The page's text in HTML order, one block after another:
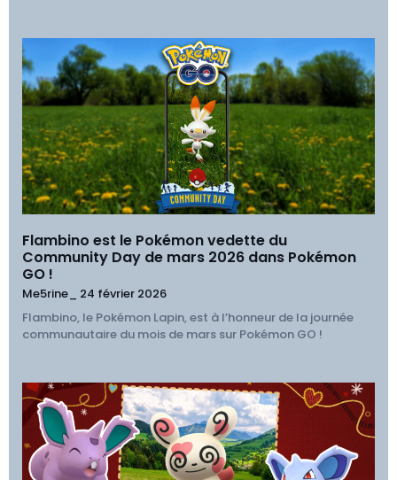
Flambino est le Pokémon vedette du
Community Day de mars 2026 dans Pokémon
GO !
Me5rine_ 24 février 2026
Flambino, le Pokémon Lapin, est à l’honneur de la journée
communautaire du mois de mars sur Pokémon GO !